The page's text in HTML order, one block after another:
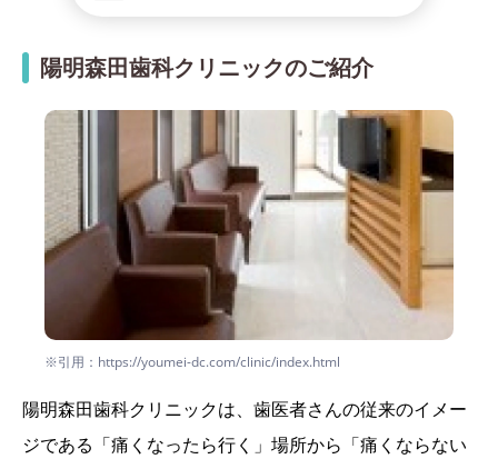
陽明森田歯科クリニックのご紹介
※引用：https://youmei-dc.com/clinic/index.html
陽明森田歯科クリニックは、歯医者さんの従来のイメー
ジである「痛くなったら行く」場所から「痛くならない